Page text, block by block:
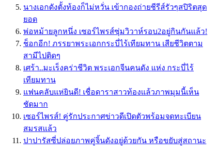
นางเอกดังตั้งท้องก็ไม่หวั่น เข้ากองถ่ายชีรีส์รัวๆสปิริตสุด
ยอด
พ่อหม้ายลูกหนึ่ง เซอร์ไพรส์ซุ่มวิวาห์รอบ2อยู่กินกันแล้ว!
ช็อกอีก! ภรรยาพระเอกกระบี่ไร้เทียมทาน เสียชีวิตตาม
สามีไปติดๆ
เศร้า..มะเร็งคร่าชีวิต พระเอกจีนคนดัง แห่ง กระบี่ไร้
เทียมทาน
แฟนคลับแห่ยินดี! เชื่อดาราสาวท้องแล้วภาพมุมนี้เห็น
ชัดมาก
เซอร์ไพรส์! คู่รักประกาศข่าวดีเปิดตัวพร้อมจดทะเบียน
สมรสแล้ว
ปาปารัสซี่ปล่อยภาพคู่จิ้นดังอยู่ด้วยกัน หรือขยับสู่สถานะ